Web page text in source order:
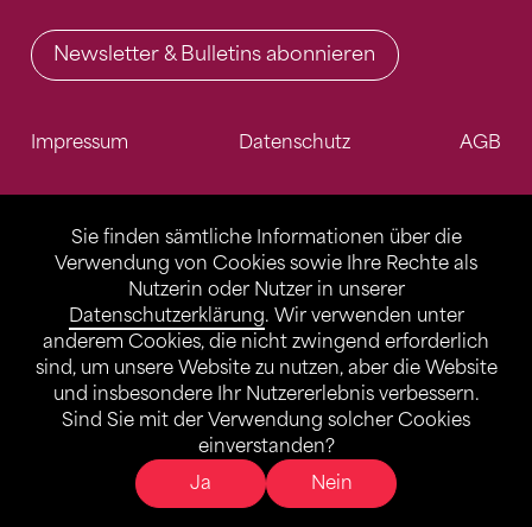
Sie finden sämtliche Informationen über die
Verwendung von Cookies sowie Ihre Rechte als
Nutzerin oder Nutzer in unserer
Datenschutzerklärung. Wir verwenden unter
anderem Cookies, die nicht zwingend erforderlich
sind, um unsere Website zu nutzen, aber die Website
und insbesondere Ihr Nutzererlebnis verbessern.
Sind Sie mit der Verwendung solcher Cookies
einverstanden?
Ja
Nein
Newsletter & Bulletins abonnieren
Impressum Datenschutz AGB